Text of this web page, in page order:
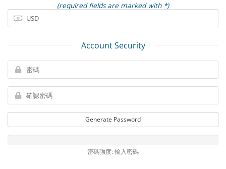
(required fields are marked with *)
Account Security
Generate Password
密碼強度: 輸入密碼